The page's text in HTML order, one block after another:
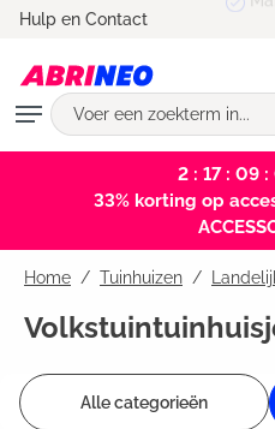
Hulp en Contact
2 : 17 : 09 :
33% korting op
Home Tuinhuizen /
Alle categorieën